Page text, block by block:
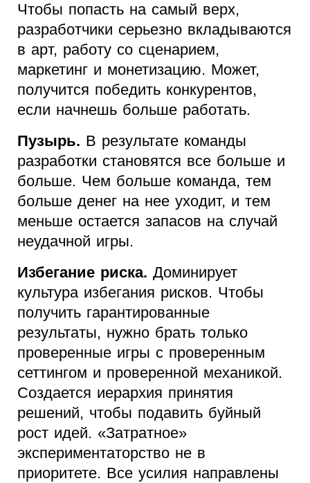
Чтобы попасть на самый верх,
разработчики серьезно вкладываются
в арт, работу со сценарием,
маркетинг и монетизацию. Может,
получится победить конкурентов,
если начнешь больше работать.
Пузырь. В результате команды
разработки становятся все больше и
больше. Чем больше команда, тем
больше денег на нее уходит, и тем
меньше остается запасов на случай
неудачной игры.
Избегание риска. Доминирует
культура избегания рисков. Чтобы
получить гарантированные
результаты, нужно брать только
проверенные игры с проверенным
сеттингом и проверенной механикой.
Создается иерархия принятия
решений, чтобы подавить буйный
рост идей. «Затратное»
экспериментаторство не в
приоритете. Все усилия направлены